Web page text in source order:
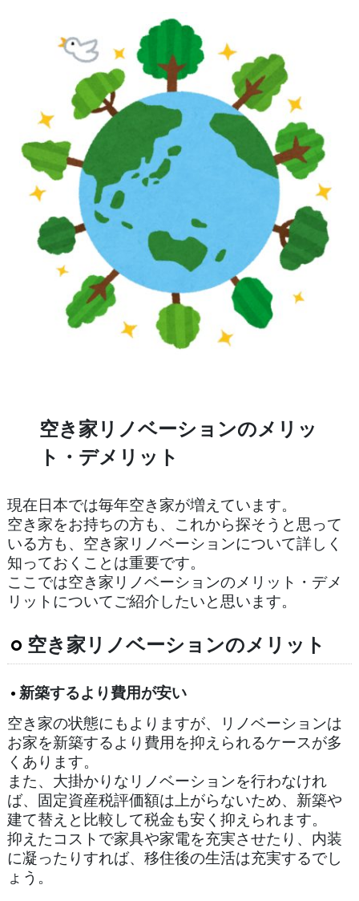
空き家リノベーションのメリッ
ト・デメリット
現在日本では毎年空き家が増えています。
空き家をお持ちの方も、これから探そうと思って
いる方も、空き家リノベーションについて詳しく
知っておくことは重要です。
ここでは空き家リノベーションのメリット・デメ
リットについてご紹介したいと思います。
空き家リノベーションのメリット
新築するより費用が安い
空き家の状態にもよりますが、リノベーションは
お家を新築するより費用を抑えられるケースが多
くあります。
また、大掛かりなリノベーションを行わなけれ
ば、固定資産税評価額は上がらないため、新築や
建て替えと比較して税金も安く抑えられます。
抑えたコストで家具や家電を充実させたり、内装
に凝ったりすれば、移住後の生活は充実するでし
ょう。